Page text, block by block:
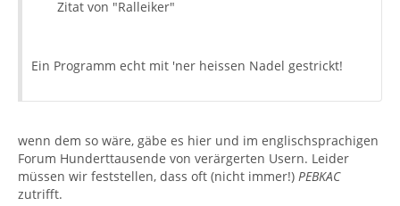
Zitat von "Ralleiker"
Ein Programm echt mit 'ner heissen Nadel gestrickt!
wenn dem so wäre, gäbe es hier und im englischsprachigen
Forum Hunderttausende von verärgerten Usern. Leider
müssen wir feststellen, dass oft (nicht immer!) PEBKAC
zutrifft.